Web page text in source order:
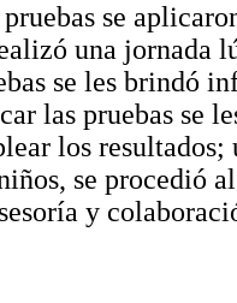
se
una jornada
se les brindó
las pruebas se
los
se procedió
y